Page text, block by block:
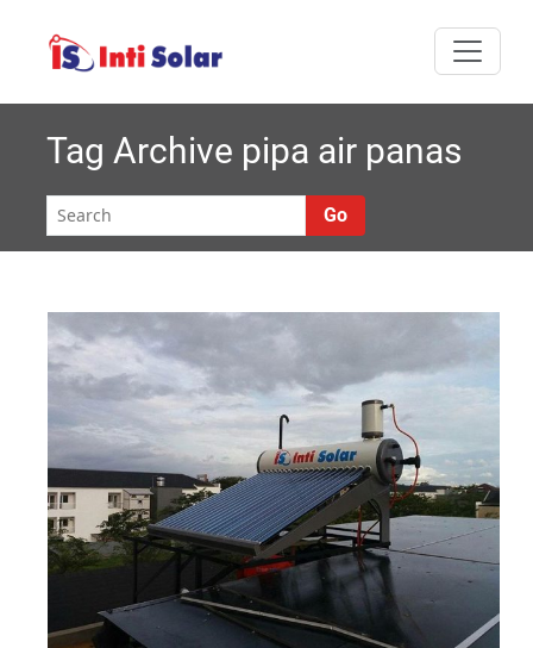
nti
Solar |
Roynal's
Melayani semua
Tag Archive pipa air panas
Go